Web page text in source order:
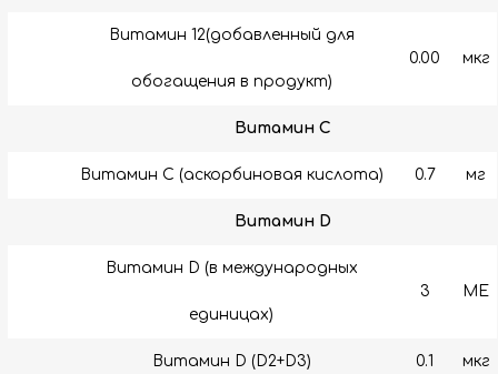
Витамин 12(добавленный для
обогащения в продукт)
0.00 мкг
Витамин C
Витамин C (аскорбиновая кислота) 0.7 мг
Витамин D
Витамин D (в международных
единицах)
3 МЕ
Витамин D (D2+D3) 0.1 мкг